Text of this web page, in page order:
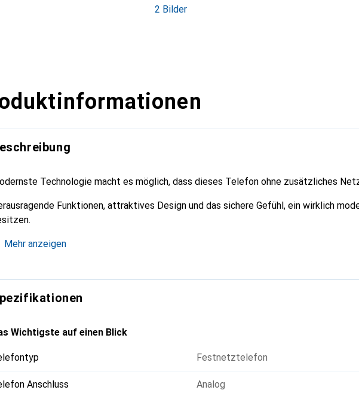
2 Bilder
Technologie macht es möglich, dass dieses Telefon ohne zusätzliches
Funktionen, attraktives Design und das sichere Gefühl, ein wirklich
Mehr anzeigen
Wichtigste auf einen Blick
Festnetztelefon
Anschluss Analog